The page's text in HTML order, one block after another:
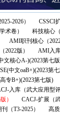
2026） CSSCI
术卷） 科技核心
AMI职刊核心（2022
2022版） AMI入
文核心A-)(2023第七
中文oaB+)(2023第
专B+)(2023第七版)
入库（武大应用型评
）
CACJ-扩展（
（T3-2025） 高